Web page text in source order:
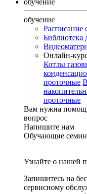
обучение
обучение
Расписание
Библиотека
Онлайн-
Котлы
проточные
проточные
Вам нужна
вопрос
Напишите нам
Обучающие
Узнайте о нашей
Запишитесь на
сервисному